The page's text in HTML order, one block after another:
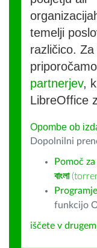
temelji
različico.
priporočamo
partnerjev,
LibreOffice
Opombe ob
Dopolnilni
Pomoč
বাংলা (
funkcijo
iščete v